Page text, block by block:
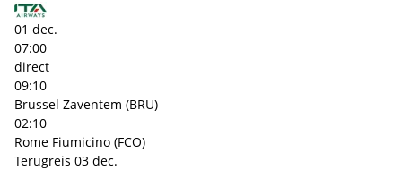
01 dec.
07:00
direct
09:10
Brussel Zaventem (BRU)
02:10
Rome Fiumicino (FCO)
Terugreis 03 dec.